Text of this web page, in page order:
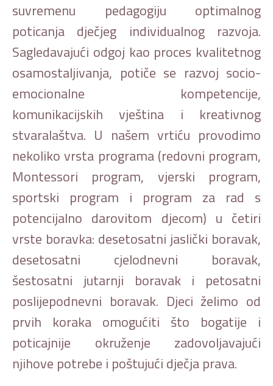
suvremenu pedagogiju optimalnog
poticanja dječjeg individualnog razvoja.
Sagledavajući odgoj kao proces kvalitetnog
osamostaljivanja, potiče se razvoj socio-
emocionalne kompetencije,
komunikacijskih vještina i kreativnog
stvaralaštva. U našem vrtiću provodimo
nekoliko vrsta programa (redovni program,
Montessori program, vjerski program,
sportski program i program za rad s
potencijalno darovitom djecom) u četiri
vrste boravka: desetosatni jaslički boravak,
desetosatni cjelodnevni boravak,
šestosatni jutarnji boravak i petosatni
poslijepodnevni boravak. Djeci želimo od
prvih koraka omogućiti što bogatije i
poticajnije okruženje zadovoljavajući
njihove potrebe i poštujući dječja prava.